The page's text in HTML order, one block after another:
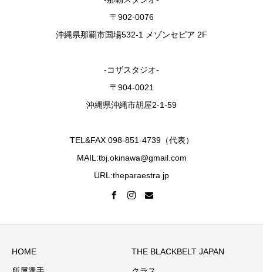
〒902-0076
沖縄県那覇市国場532-1 メゾンセピア 2F
-コザスタジオ-
〒904-0021
沖縄県沖縄市胡屋2-1-59
TEL&FAX 098-851-4739（代表）
MAIL:tbj.okinawa@gmail.com
URL:theparaestra.jp
HOME THE BLACKBELT JAPAN